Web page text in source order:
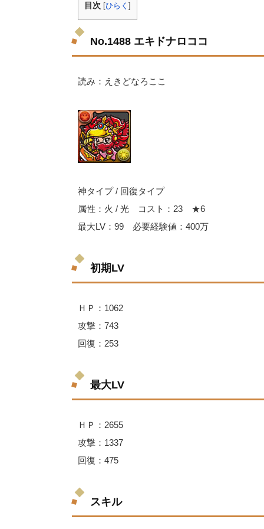
目次 [ひらく ]
No.1488 エキドナロココ
読み：えきどなろここ
神タイプ / 回復タイプ
属性：火 / 光 コスト：23 ★6
最大LV：99 必要経験値：400万
初期LV
ＨＰ：1062
攻撃：743
回復：253
最大LV
ＨＰ：2655
攻撃：1337
回復：475
スキル